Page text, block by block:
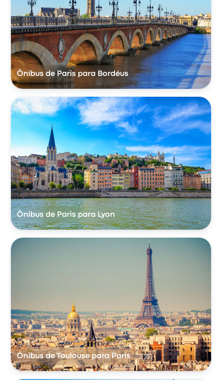
Ônibus de Paris para Bordéus
Ônibus de Paris para Lyon
Ônibus de Toulouse para Paris